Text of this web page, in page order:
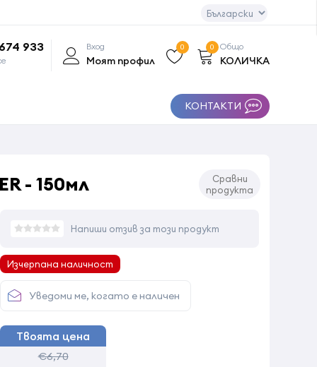
933 Вход
Моят профил
0 Общо
КОЛИЧКА
0
КОНТАКТИ
- 150мл
Сравни
продукта
Напиши отзив за този продукт
Изчерпана наличност
Уведоми ме, когато е наличен
Твоята цена
€6,70